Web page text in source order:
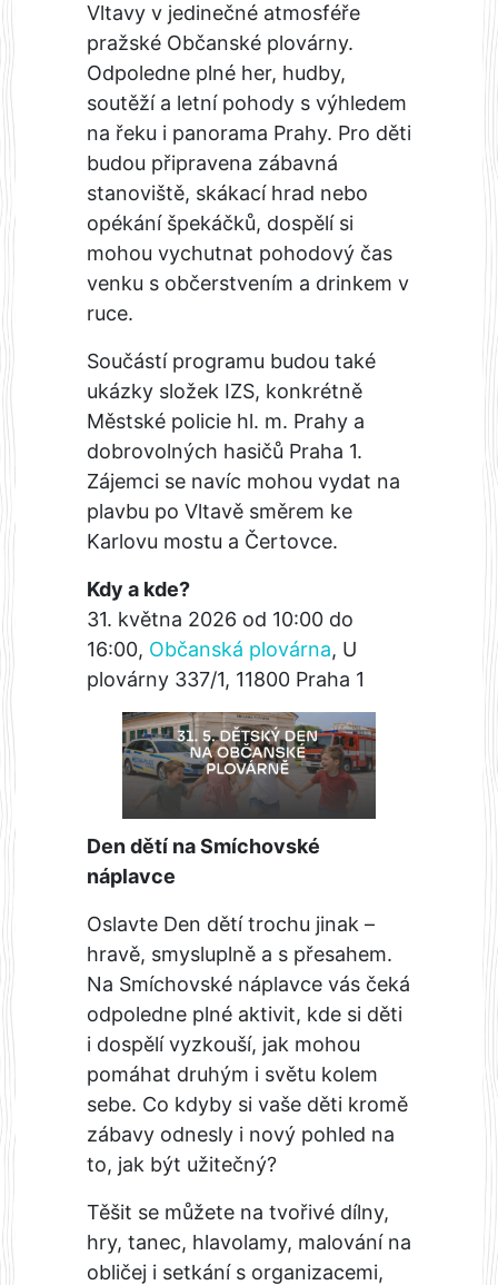
Vltavy v jedinečné atmosféře
pražské Občanské plovárny.
Odpoledne plné her, hudby,
soutěží a letní pohody s výhledem
na řeku i panorama Prahy. Pro děti
budou připravena zábavná
stanoviště, skákací hrad nebo
opékání špekáčků, dospělí si
mohou vychutnat pohodový čas
venku s občerstvením a drinkem v
ruce.
Součástí programu budou také
ukázky složek IZS, konkrétně
Městské policie hl. m. Prahy a
dobrovolných hasičů Praha 1.
Zájemci se navíc mohou vydat na
plavbu po Vltavě směrem ke
Karlovu mostu a Čertovce.
Kdy a kde?
31. května 2026 od 10:00 do
16:00, Občanská plovárna, U
plovárny 337/1, 11800 Praha 1
Den dětí na Smíchovské
náplavce
Oslavte Den dětí trochu jinak –
hravě, smysluplně a s přesahem.
Na Smíchovské náplavce vás čeká
odpoledne plné aktivit, kde si děti
i dospělí vyzkouší, jak mohou
pomáhat druhým i světu kolem
sebe. Co kdyby si vaše děti kromě
zábavy odnesly i nový pohled na
to, jak být užitečný?
Těšit se můžete na tvořivé dílny,
hry, tanec, hlavolamy, malování na
obličej i setkání s organizacemi,